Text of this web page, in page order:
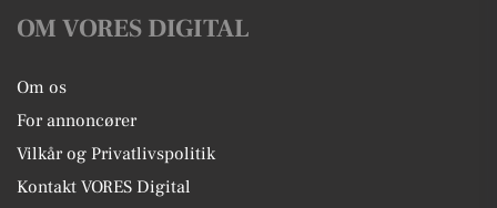
OM VORES DIGITAL
Om os
For annoncører
Vilkår og Privatlivspolitik
Kontakt VORES Digital